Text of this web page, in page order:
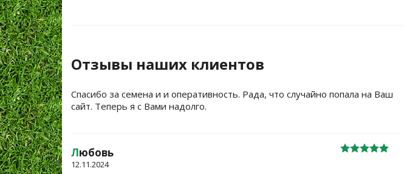
Отзывы наших клиентов
Спасибо за семена и и оперативность. Рада, что случайно попала на Ваш
сайт. Теперь я с Вами надолго.
Любовь
12.11.2024